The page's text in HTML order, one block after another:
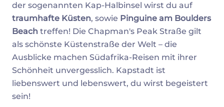
der sogenannten Kap-Halbinsel wirst du auf
traumhafte Küsten, sowie Pinguine am Boulders
Beach treffen! Die Chapman's Peak Straße gilt
als schönste Küstenstraße der Welt – die
Ausblicke machen Südafrika-Reisen mit ihrer
Schönheit unvergesslich. Kapstadt ist
liebenswert und lebenswert, du wirst begeistert
sein!